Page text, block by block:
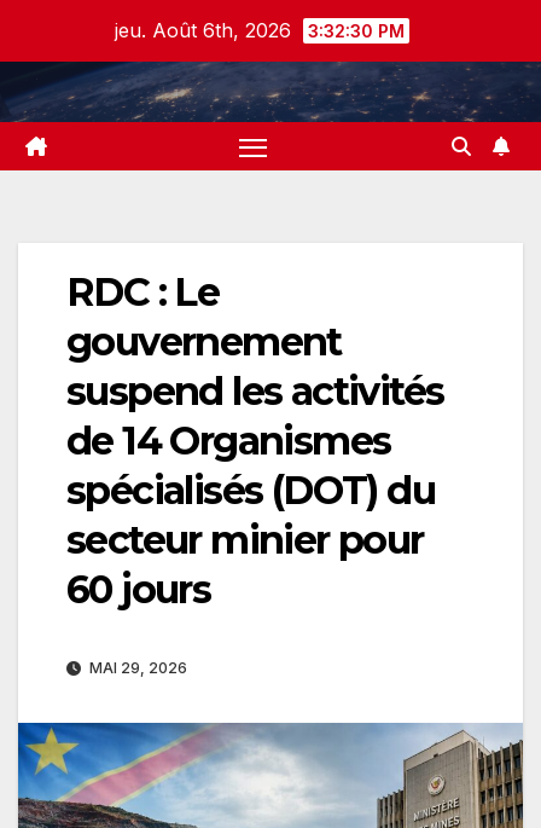
content
jeu. Août 6th, 2026 3:32:30 PM
RDC : Le
gouvernement
suspend les activités
de 14 Organismes
spécialisés (DOT) du
secteur minier pour
60 jours
MAI 29, 2026